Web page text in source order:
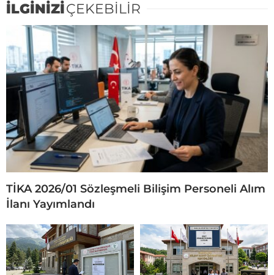
İLGİNİZİÇEKEBİLİR
TİKA 2026/01 Sözleşmeli Bilişim Personeli Alım
İlanı Yayımlandı